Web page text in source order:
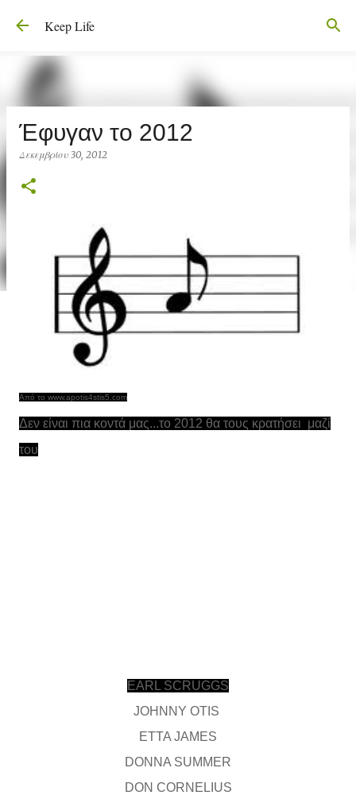
Μετάβαση στο κύριο περιεχόμενο
Keep Life
Έφυγαν το 2012
Δεκεμβρίου 30, 2012
Από το www.apotis4stis5.com
Δεν είναι πια κοντά μας...το 2012 θα τους κρατήσει μαζί
του
EARL SCRUGGS
JOHNNY OTIS
ETTA JAMES
DONNA SUMMER
DON CORNELIUS